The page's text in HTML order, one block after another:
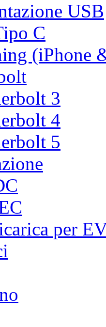
USB
C
(iPhone
3
4
5
per